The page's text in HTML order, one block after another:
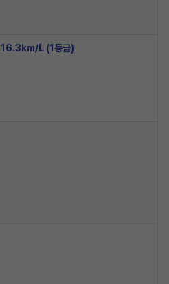
16.3km/L (1등급)